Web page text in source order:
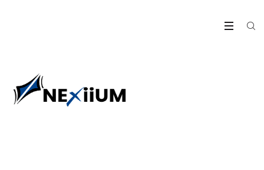
Gestion de projet – Lyon
(69) – Management de